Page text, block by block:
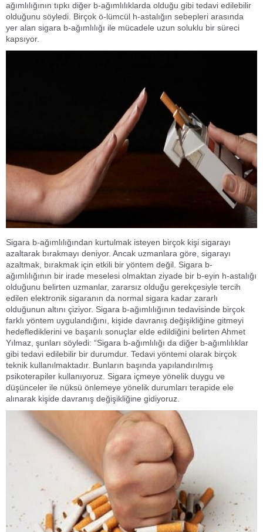
ağımlılığının tıpkı diğer b-ağımlılıklarda olduğu gibi tedavi edilebilir
olduğunu söyledi. Birçok ö-lümcül h-astalığın sebepleri arasında
yer alan sigara b-ağımlılığı ile mücadele uzun soluklu bir süreci
kapsıyor.
Sigara b-ağımlılığından kurtulmak isteyen birçok kişi sigarayı
azaltarak bırakmayı deniyor. Ancak uzmanlara göre, sigarayı
azaltmak, bırakmak için etkili bir yöntem değil. Sigara b-
ağımlılığının bir irade meselesi olmaktan ziyade bir b-eyin h-astalığı
olduğunu belirten uzmanlar, zararsız olduğu gerekçesiyle tercih
edilen elektronik sigaranın da normal sigara kadar zararlı
olduğunun altını çiziyor. Sigara b-ağımlılığının tedavisinde birçok
farklı yöntem uygulandığını, kişide davranış değişikliğine gitmeyi
hedeflediklerini ve başarılı sonuçlar elde edildiğini belirten Ahmet
Yılmaz, şunları söyledi: “Sigara b-ağımlılığı da diğer b-ağımlılıklar
gibi tedavi edilebilir bir durumdur. Tedavi yöntemi olarak birçok
teknik kullanılmaktadır. Bunların başında yapılandırılmış
psikoterapiler kullanıyoruz. Sigara içmeye yönelik duygu ve
düşünceler ile nüksü önlemeye yönelik durumları terapide ele
alınarak kişide davranış değişikliğine gidiyoruz.